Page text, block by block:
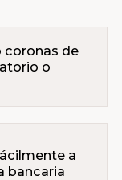
coronas de
o
a
bancaria